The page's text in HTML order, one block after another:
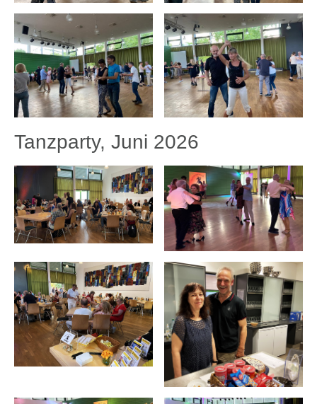
Tanzparty, Juni 2026